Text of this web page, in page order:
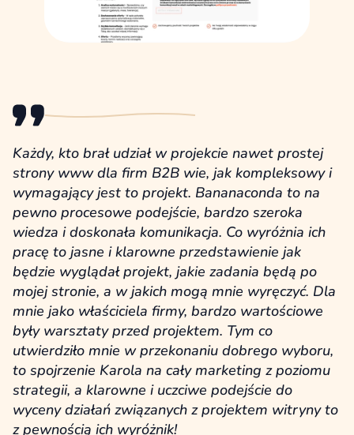
Każdy, kto brał udział w projekcie nawet prostej
strony www dla firm B2B wie, jak kompleksowy i
wymagający jest to projekt. Bananaconda to na
pewno procesowe podejście, bardzo szeroka
wiedza i doskonała komunikacja. Co wyróżnia ich
pracę to jasne i klarowne przedstawienie jak
będzie wyglądał projekt, jakie zadania będą po
mojej stronie, a w jakich mogą mnie wyręczyć. Dla
mnie jako właściciela firmy, bardzo wartościowe
były warsztaty przed projektem. Tym co
utwierdziło mnie w przekonaniu dobrego wyboru,
to spojrzenie Karola na cały marketing z poziomu
strategii, a klarowne i uczciwe podejście do
wyceny działań związanych z projektem witryny to
z pewnością ich wyróżnik!